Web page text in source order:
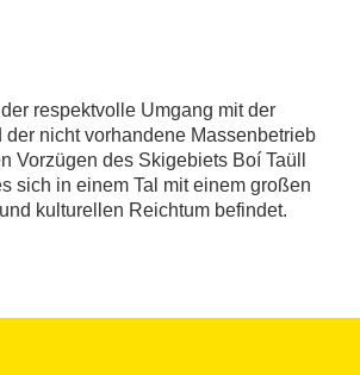
respektvolle Umgang mit der
der nicht vorhandene Massenbetrieb
Vorzügen des Skigebiets Boí Taüll
sich in einem Tal mit einem großen
kulturellen Reichtum befindet.